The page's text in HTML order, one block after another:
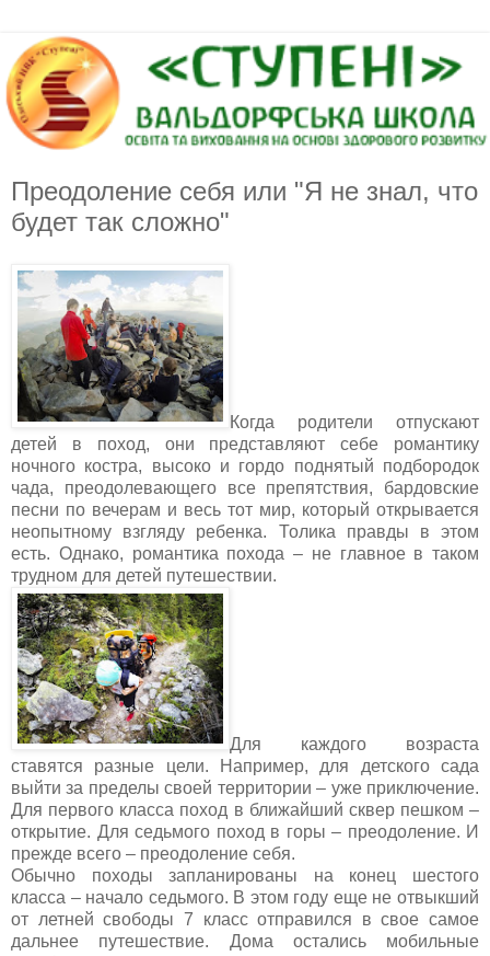
Преодоление себя или "Я не знал, что
будет так сложно"
Когда родители отпускают
детей в поход, они представляют себе романтику
ночного костра, высоко и гордо поднятый подбородок
чада, преодолевающего все препятствия, бардовские
песни по вечерам и весь тот мир, который открывается
неопытному взгляду ребенка. Толика правды в этом
есть. Однако, романтика похода – не главное в таком
трудном для детей путешествии.
Для каждого возраста
ставятся разные цели. Например, для детского сада
выйти за пределы своей территории – уже приключение.
Для первого класса поход в ближайший сквер пешком –
открытие. Для седьмого поход в горы – преодоление. И
прежде всего – преодоление себя.
Обычно походы запланированы на конец шестого
класса – начало седьмого. В этом году еще не отвыкший
от летней свободы 7 класс отправился в свое самое
дальнее путешествие. Дома остались мобильные